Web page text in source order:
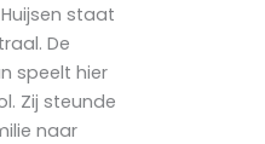
staat
De
speelt hier
Zij steunde
naar